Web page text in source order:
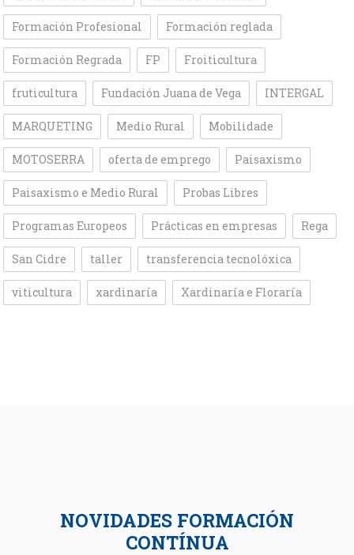
Formación Profesional Formación reglada
Formación Regrada FP Froiticultura
fruticultura Fundación Juana de Vega INTERGAL
MARQUETING Medio Rural Mobilidade
MOTOSERRA oferta de emprego Paisaxismo
Paisaxismo e Medio Rural Probas Libres
Programas Europeos Prácticas en empresas Rega
San Cidre taller transferencia tecnolóxica
viticultura xardinaría Xardinaría e Floraría
NOVIDADES FORMACIÓN
CONTÍNUA